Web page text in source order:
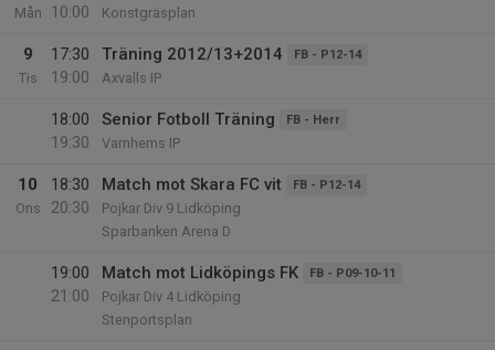
Mån
10:00
Konstgräsplan
9
Tis
17:30
19:00
Träning 2012/13+2014 FB - P12-14
Axvalls IP
18:00
19:30
Senior Fotboll Träning FB - Herr
Varnhems IP
10
Ons
18:30
20:30
Match mot Skara FC vit FB - P12-14
Pojkar Div 9 Lidköping
Sparbanken Arena D
19:00
21:00
Match mot Lidköpings FK FB - P09-10-11
Pojkar Div 4 Lidköping
Stenportsplan